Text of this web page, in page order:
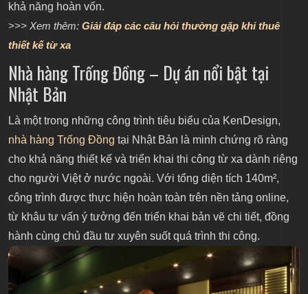
khả năng hoàn vốn.
>>> Xem thêm: Giải đáp các câu hỏi thường gặp khi thuê
thiết kế từ xa
Nhà hàng Trống Đồng – Dự án nổi bật tại
Nhật Bản
Là một trong những công trình tiêu biểu của KenDesign,
nhà hàng Trống Đồng tại Nhật Bản là minh chứng rõ ràng
cho khả năng thiết kế và triển khai thi công từ xa dành riêng
cho người Việt ở nước ngoài. Với tổng diện tích 140m²,
công trình được thực hiện hoàn toàn trên nền tảng online,
từ khâu tư vấn ý tưởng đến triển khai bản vẽ chi tiết, đồng
hành cùng chủ đầu tư xuyên suốt quá trình thi công.